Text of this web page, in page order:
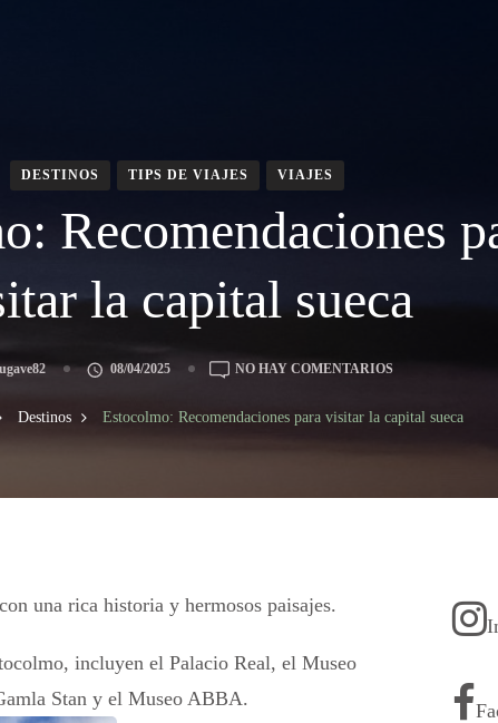
DESTINOS TIPS DE VIAJES VIAJES
Recomendaciones
la capital sueca
08/04/2025 NO HAY COMENTARIOS
Destinos Estocolmo: Recomendaciones para visitar la capital sueca
una rica historia y hermosos paisajes.
incluyen el Palacio Real, el Museo
Stan y el Museo ABBA.